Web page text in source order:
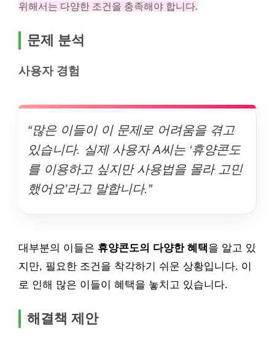
위해서는 다양한 조건을 충족해야 합니다.
문제 분석
사용자 경험
“많은 이들이 이 문제로 어려움을 겪고
있습니다. 실제 사용자 A씨는 ‘휴양콘도
를 이용하고 싶지만 사용법을 몰라 고민
했어요’라고 말합니다.”
대부분의 이들은 휴양콘도의 다양한 혜택을 알고 있
지만, 필요한 조건을 착각하기 쉬운 상황입니다. 이
로 인해 많은 이들이 혜택을 놓치고 있습니다.
해결책 제안